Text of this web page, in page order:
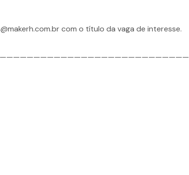
com o título da vaga de interesse.